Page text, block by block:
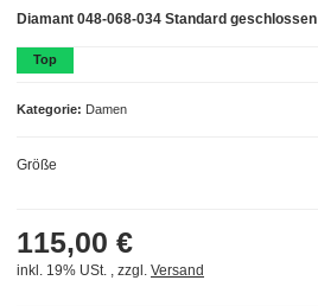
Top
Kategorie Damen
Diamant 048-068-034 Standard geschlossen
Größe
115,00 €
inkl. 19% USt. , zzgl. Versand